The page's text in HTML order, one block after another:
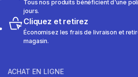
Tous nos produits bénéficient d'une
jours.
Cliquez et retirez
Économisez les frais de livraison et
magasin.
ACHAT EN LIGNE